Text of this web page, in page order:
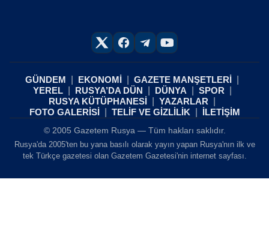
GÜNDEM EKONOMİ
GAZETE MANŞETLERİ
YEREL
RUSYA’DA DÜN DÜNYA
SPOR
RUSYA KÜTÜPHANESİ
YAZARLAR
FOTO GALERİSİ
TELİF VE GİZLİLİK İLETİŞİM
© 2005 Gazetem Rusya — Tüm hakları saklıdır.
Rusya'da 2005'ten bu yana basılı olarak yayın yapan Rusya'nın ilk ve
tek Türkçe gazetesi olan Gazetem Gazetesi'nin internet sayfası.